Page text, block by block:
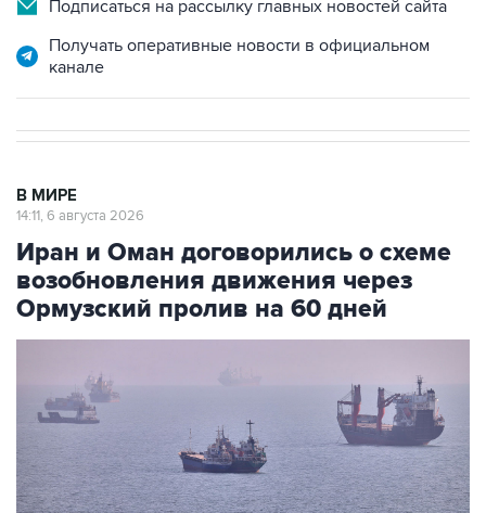
Подписаться на рассылку главных новостей сайта
Получать оперативные новости в официальном
канале
В МИРЕ
14:11, 6 августа 2026
Иран и Оман договорились о схеме
возобновления движения через
Ормузский пролив на 60 дней